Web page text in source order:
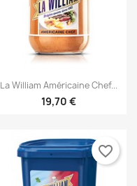
Aperçu rapide
La William Américaine Chef...
19,70 €
favorite_border